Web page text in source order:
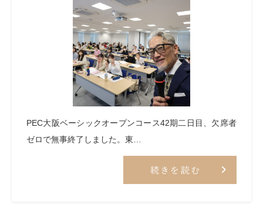
PEC大阪ベーシックオープンコース42期二日目、欠席者
ゼロで無事終了しました。東…
続きを読む